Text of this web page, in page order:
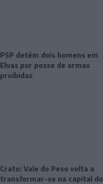
PSP detém dois homens em
Elvas por posse de armas
proibidas
Crato: Vale do Peso volta a
transformar-se na capital do